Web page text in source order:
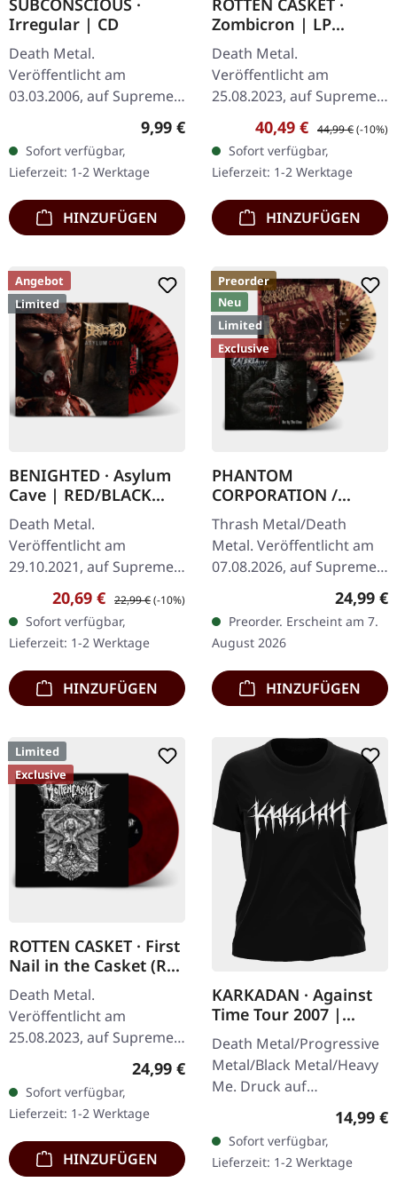
Irregular | CD
Death Metal.
Veröffentlicht am
03.03.2006, auf Supreme
Chaos Records. CD im
Jewelcase mit 8-seitigem
Booklet. Subconscious
liefern mit "Irregular"…
Regulärer Preis:
9,99 €
Sofort verfügbar,
Lieferzeit: 1-2 Werktage
HINZUFÜGEN
Zombicron | LP
BUNDLE
Death Metal.
Veröffentlicht am
25.08.2023, auf Supreme
Chaos Records.
EXKLUSIVES PREORDER
BUDNLE! Die ersten 50
nummerierten Exemplare
kommen mit…
Verkaufspreis:
40,49 € Regulärer Preis:
44,99 €(-10%)
Sofort verfügbar,
Lieferzeit: 1-2 Werktage
HINZUFÜGEN
Angebot
Limited
BENIGHTED · Asylum
Cave | RED/BLACK
SPLATTER LP
Death Metal.
Veröffentlicht am
29.10.2021, auf Supreme
Chaos Records.
Transparent rotes Vinyl
mit schwarzen Splattern
und Insert. Limitiert auf
200…
Verkaufspreis:
20,69 € Regulärer Preis:
22,99 €(-10%)
Sofort verfügbar,
Lieferzeit: 1-2 Werktage
HINZUFÜGEN
Preorder
Neu
Limited
Exclusive
PHANTOM
CORPORATION /
CATBREATH ·
Commando / Die By
The Claw |
ORANGE/BLACK/RED
Thrash Metal/Death
Metal. Veröffentlicht am
07.08.2026, auf Supreme
Chaos Records. Oranges
Vinyl mit schwarzen und
roten Splattern im
schweren…
24,99 €
Preorder. Erscheint am 7.
August 2026
HINZUFÜGEN
Limited
Exclusive
ROTTEN CASKET · First
Nail in the Casket (Re-
Release) | RED/BLACK
LP
Death Metal.
Veröffentlicht am
25.08.2023, auf Supreme
Chaos Records. SCR
exklusiv! Re-Release auf
transparent rot/schwarz
marmoriertem Vinyl,…
Regulärer Preis:
24,99 €
Sofort verfügbar,
Lieferzeit: 1-2 Werktage
HINZUFÜGEN
KARKADAN · Against
Time Tour 2007 |
GIRLIE
Death Metal/Progressive
Metal/Black Metal/Heavy
Me. Druck auf
Rückseite. Front Logo,
Rückseite: Tourdaten.
100% Baumwolle
14,99 €
Sofort verfügbar,
Lieferzeit: 1-2 Werktage